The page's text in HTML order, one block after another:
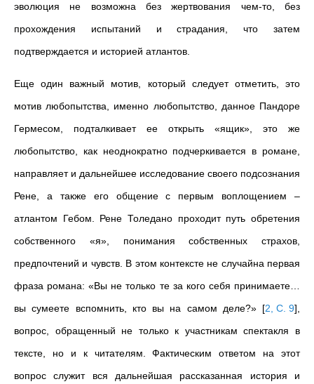
эволюция не возможна без жертвования чем-то, без
прохождения испытаний и страдания, что затем
подтверждается и историей атлантов.
Еще один важный мотив, который следует отметить, это
мотив любопытства, именно любопытство, данное Пандоре
Гермесом, подталкивает ее открыть «ящик», это же
любопытство, как неоднократно подчеркивается в романе,
направляет и дальнейшее исследование своего подсознания
Рене, а также его общение с первым воплощением –
атлантом Гебом. Рене Толедано проходит путь обретения
собственного «я», понимания собственных страхов,
предпочтений и чувств. В этом контексте не случайна первая
фраза романа: «Вы не только те за кого себя принимаете…
вы сумеете вспомнить, кто вы на самом деле?» [2, С. 9]
вопрос, обращенный не только к участникам спектакля в
тексте, но и к читателям. Фактическим ответом на этот
вопрос служит вся дальнейшая рассказанная история и